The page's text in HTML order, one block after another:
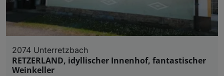
2074 Unterretzbach
RETZERLAND, idyllischer Innenhof, fantastischer
Weinkeller